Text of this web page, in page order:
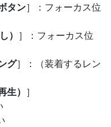
タン］：フォーカス位
） ］：フォーカス位
グ］：（装着するレン
生） ］